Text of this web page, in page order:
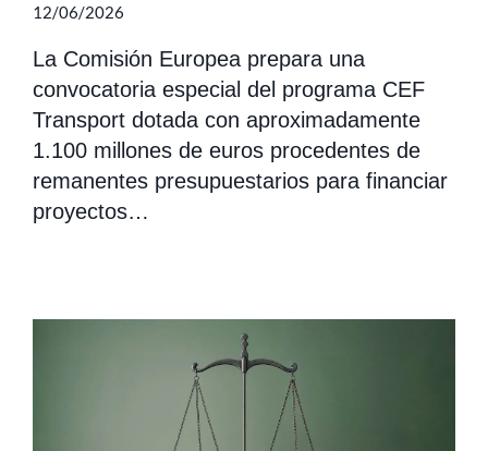
12/06/2026
La Comisión Europea prepara una
convocatoria especial del programa CEF
Transport dotada con aproximadamente
1.100 millones de euros procedentes de
remanentes presupuestarios para financiar
proyectos…